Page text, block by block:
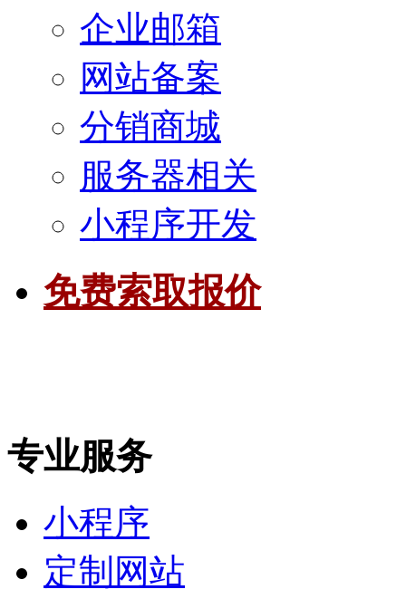
企业邮箱
网站备案
分销商城
服务器相关
小程序开发
免费索取报价
专业服务
小程序
定制网站